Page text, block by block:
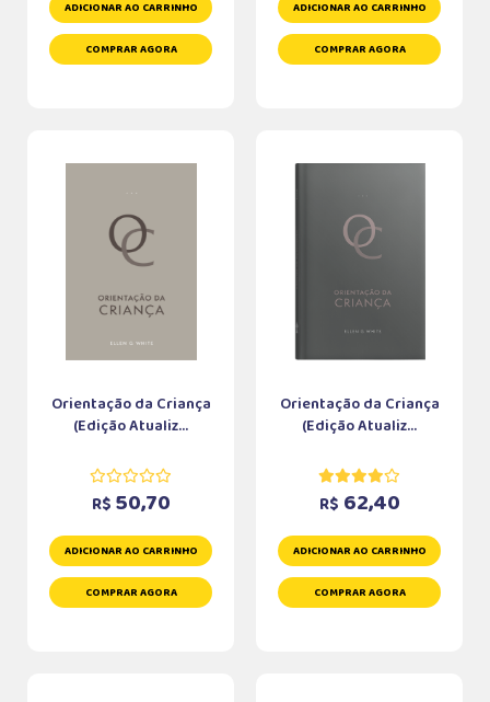
ADICIONAR AO CARRINHO
COMPRAR AGORA
ADICIONAR AO CARRINHO
COMPRAR AGORA
Orientação da Criança
(Edição Atualiz...
R$ 50,70
ADICIONAR AO CARRINHO
COMPRAR AGORA
Orientação da Criança
(Edição Atualiz...
R$ 62,40
ADICIONAR AO CARRINHO
COMPRAR AGORA